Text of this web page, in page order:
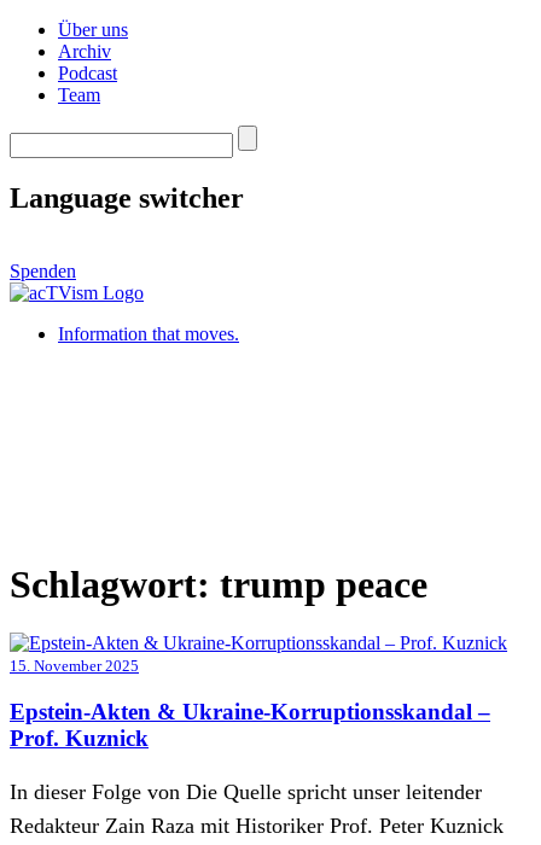
Über uns
Archiv
Podcast
Team
Language switcher
Spenden
Information that moves.
Schlagwort: trump peace
15. November 2025
Epstein-Akten & Ukraine-Korruptionsskandal –
Prof. Kuznick
In dieser Folge von Die Quelle spricht unser leitender
Redakteur Zain Raza mit Historiker Prof. Peter Kuznick